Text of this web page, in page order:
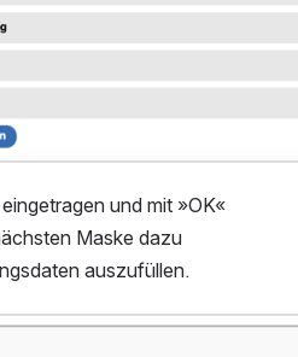
und mit »OK«
Maske dazu
auszufüllen.